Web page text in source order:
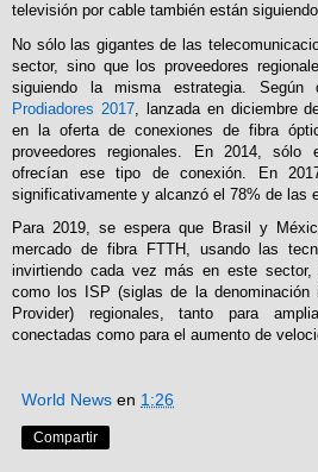
televisión por cable también están
No sólo las gigantes de las
sector, sino que los proveedores
siguiendo la misma estrategia.
Prodiadores 2017, lanzada en diciembre
en la oferta de conexiones de fibra
proveedores regionales. En 2014, sólo
ofrecían ese tipo de conexión. En
significativamente y alcanzó el 78% de las
Para 2019, se espera que Brasil y
mercado de fibra FTTH, usando las
invirtiendo cada vez más en este sector,
como los ISP (siglas de la denominación
Provider) regionales, tanto para
conectadas como para el aumento de
World News en 1:26
Compartir